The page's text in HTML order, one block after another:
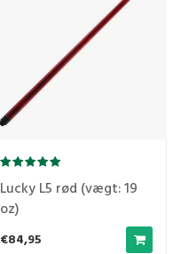
Lucky L5 rød (vægt: 19
oz)
€84,95